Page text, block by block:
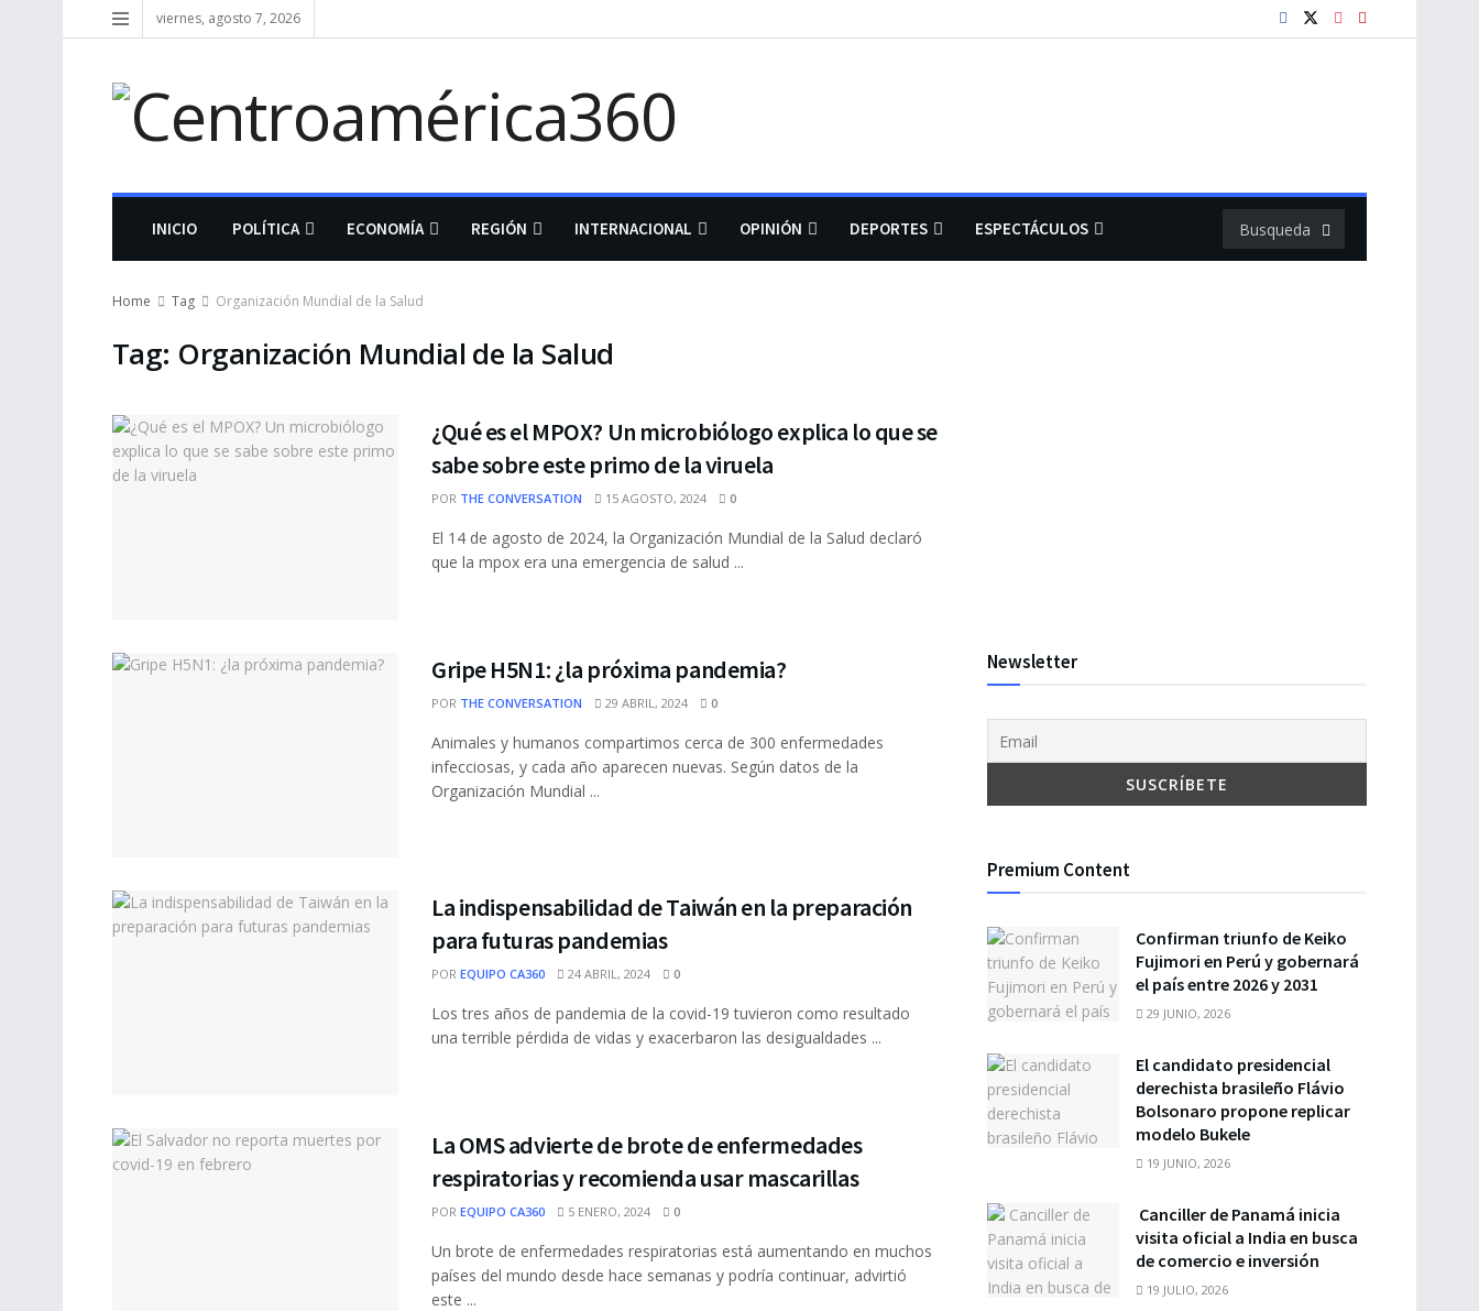
viernes, agosto 7, 2026
INICIO POLÍTICA ECONOMÍA REGIÓN INTERNACIONAL OPINIÓN DEPORTES ESPECTÁCULOS
Home Tag Organización Mundial de la Salud
Tag: Organización Mundial de la Salud
¿Qué es el MPOX? Un microbiólogo explica lo que se
sabe sobre este primo de la viruela
POR THE CONVERSATION 15 AGOSTO, 2024 0
El 14 de agosto de 2024, la Organización Mundial de la Salud declaró
que la mpox era una emergencia de salud ...
Gripe H5N1: ¿la próxima pandemia?
POR THE CONVERSATION 29 ABRIL, 2024 0
Animales y humanos compartimos cerca de 300 enfermedades
infecciosas, y cada año aparecen nuevas. Según datos de la
Organización Mundial ...
La indispensabilidad de Taiwán en la preparación
para futuras pandemias
POR EQUIPO CA360 24 ABRIL, 2024 0
Los tres años de pandemia de la covid-19 tuvieron como resultado
una terrible pérdida de vidas y exacerbaron las desigualdades ...
La OMS advierte de brote de enfermedades
respiratorias y recomienda usar mascarillas
POR EQUIPO CA360 5 ENERO, 2024 0
Un brote de enfermedades respiratorias está aumentando en muchos
países del mundo desde hace semanas y podría continuar, advirtió
este ...
Newsletter
Premium Content
Confirman triunfo de Keiko
Fujimori en Perú y gobernará
el país entre 2026 y 2031
29 JUNIO, 2026
El candidato presidencial
derechista brasileño Flávio
Bolsonaro propone replicar
modelo Bukele
19 JUNIO, 2026
Canciller de Panamá inicia
visita oficial a India en busca
de comercio e inversión
19 JULIO, 2026